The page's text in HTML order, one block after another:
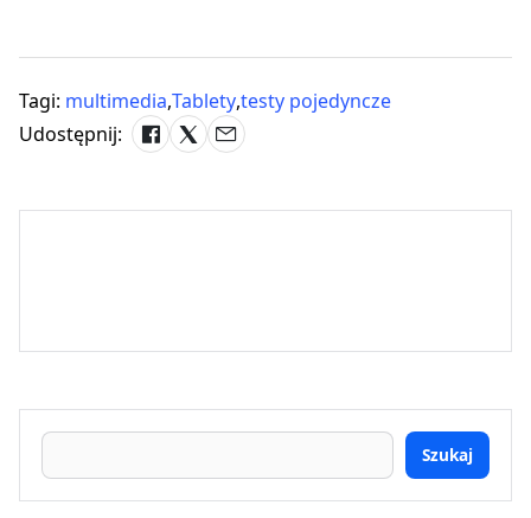
Tagi: multimedia,Tablety,testy pojedyncze
Udostępnij:
Szukaj